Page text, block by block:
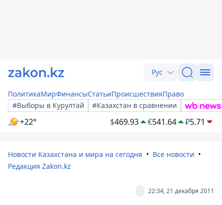
Рус
ПолитикаМирФинансыСтатьиПроисшествияПраво
#Выборы в Курултай
#Казахстан в сравнении
+22° $469.93 €541.64 ₽5.71
Новости Казахстана и мира на сегодня
Все новости
Редакция Zakon.kz
22:34, 21 декабря 2011